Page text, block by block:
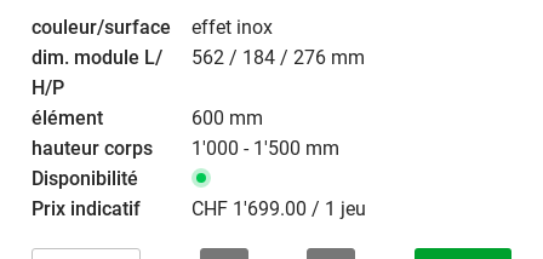
effet inox
562 / 184 / 276 mm
600 mm
1'000 - 1'500 mm
CHF 1'699.00 / 1 jeu